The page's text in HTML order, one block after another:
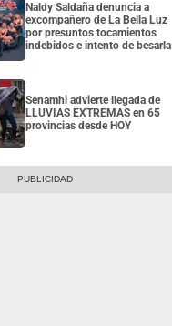
Naldy Saldaña denuncia a
excompañero de La Bella Luz
por presuntos tocamientos
indebidos e intento de besarla
Senamhi advierte llegada de
LLUVIAS EXTREMAS en 65
provincias desde HOY